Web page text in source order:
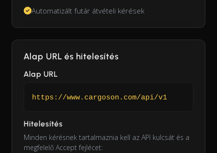
Automatizált futár átvételi kérések
Alap URL és hitelesítés
Alap URL
https://www.cargoson.com/api/v1
Hitelesítés
Minden kérésnek tartalmaznia kell az API kulcsát és a
megfelelő Accept fejlécet: